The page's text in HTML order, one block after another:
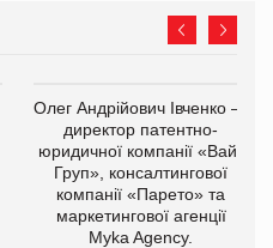
Олег Андрійович Івченко —
директор патентно-
юридичної компанії «Вайз
Груп», консалтингової
компанії «Парето» та
маркетингової агенції
Myka Agency.